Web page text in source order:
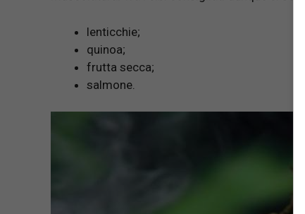
lenticchie;
quinoa;
frutta secca;
salmone.